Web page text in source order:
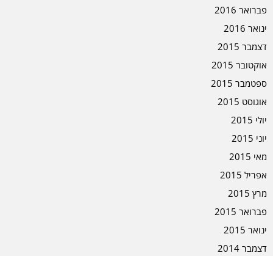
פברואר 2016
ינואר 2016
דצמבר 2015
אוקטובר 2015
ספטמבר 2015
אוגוסט 2015
יולי 2015
יוני 2015
מאי 2015
אפריל 2015
מרץ 2015
פברואר 2015
ינואר 2015
דצמבר 2014